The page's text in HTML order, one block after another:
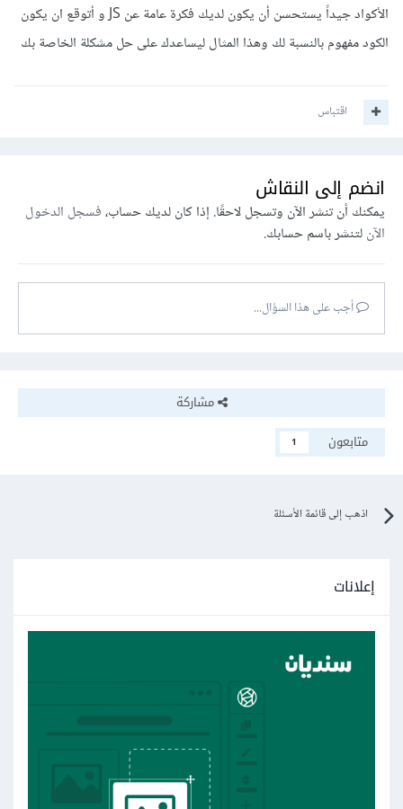
الأكواد جيداً يستحسن أن يكون لديك فكرة عامة عن JS و أتوقع ان يكون
الكود مفهوم بالنسبة لك وهذا المثال ليساعدك على حل مشكلة الخاصة بك
اقتباس
انضم إلى النقاش
يمكنك أن تنشر الآن وتسجل لاحقًا. إذا كان لديك حساب،فسجل الدخول
الآنلتنشر باسم حسابك.
أجب على هذا السؤال...
مشاركة
متابعون
1
اذهب إلى قائمة الأسئلة
إعلانات